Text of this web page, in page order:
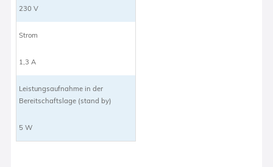
230 V
Strom
1,3 A
Leistungsaufnahme in der
Bereitschaftslage (stand by)
5 W